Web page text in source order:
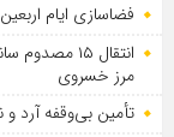
فضاسازی ایام
انتقال ۱۵
مرز خسروی
تأمین بی‌وقفه آرد و